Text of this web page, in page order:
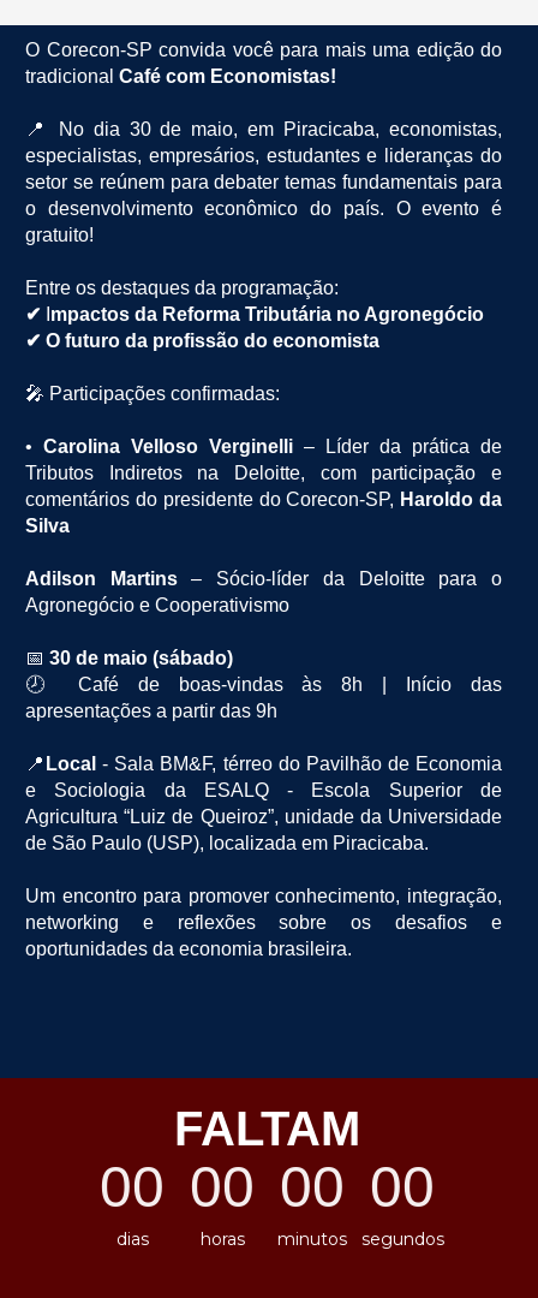
O Corecon-SP convida você para mais uma edição do
tradicional Café com Economistas!
📍 No dia 30 de maio, em Piracicaba, economistas,
especialistas, empresários, estudantes e lideranças do
setor se reúnem para debater temas fundamentais para
o desenvolvimento econômico do país. O evento é
gratuito!
Entre os destaques da programação:
✔ mpactos da Reforma Tributária no Agronegócio
✔ O futuro da profissão do economista
🎤 Participações confirmadas:
• Carolina Velloso Verginelli – Líder da prática de
Tributos Indiretos na Deloitte, com participação e
comentários do presidente do Corecon-SP, Haroldo da
Silva
Adilson Martins– Sócio-líder da Deloitte para o
Agronegócio e Cooperativismo
📅 30 de maio (sábado)
🕗 Café de boas-vindas às 8h | Início das
apresentações a partir das 9h
📍 Local - Sala BM&F, térreo do Pavilhão de Economia
e Sociologia da ESALQ - Escola Superior de
Agricultura “Luiz de Queiroz”, unidade da Universidade
de São Paulo (USP), localizada em Piracicaba.
Um encontro para promover conhecimento, integração,
networking e reflexões sobre os desafios e
oportunidades da economia brasileira.
FALTAM
00
dias
00
horas
00
minutos
00
segundos